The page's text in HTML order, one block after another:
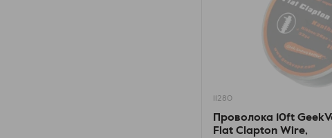
11280
Проволока 10ft
Flat Clapton Wire,